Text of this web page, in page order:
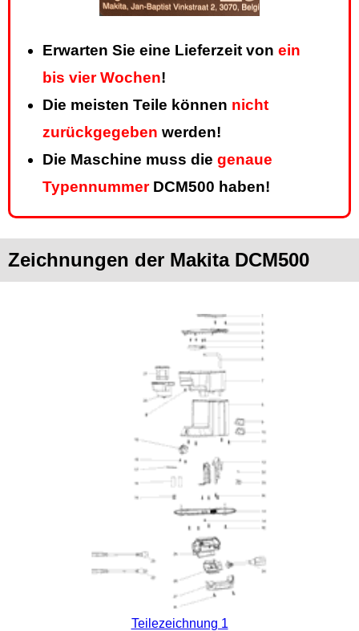
Erwarten Sie eine Lieferzeit von ein
bis vier Wochen!
Die meisten Teile können nicht
zurückgegeben werden!
Die Maschine muss die genaue
TypennummerDCM500 haben!
Zeichnungen der Makita DCM500
Teilezeichnung 1